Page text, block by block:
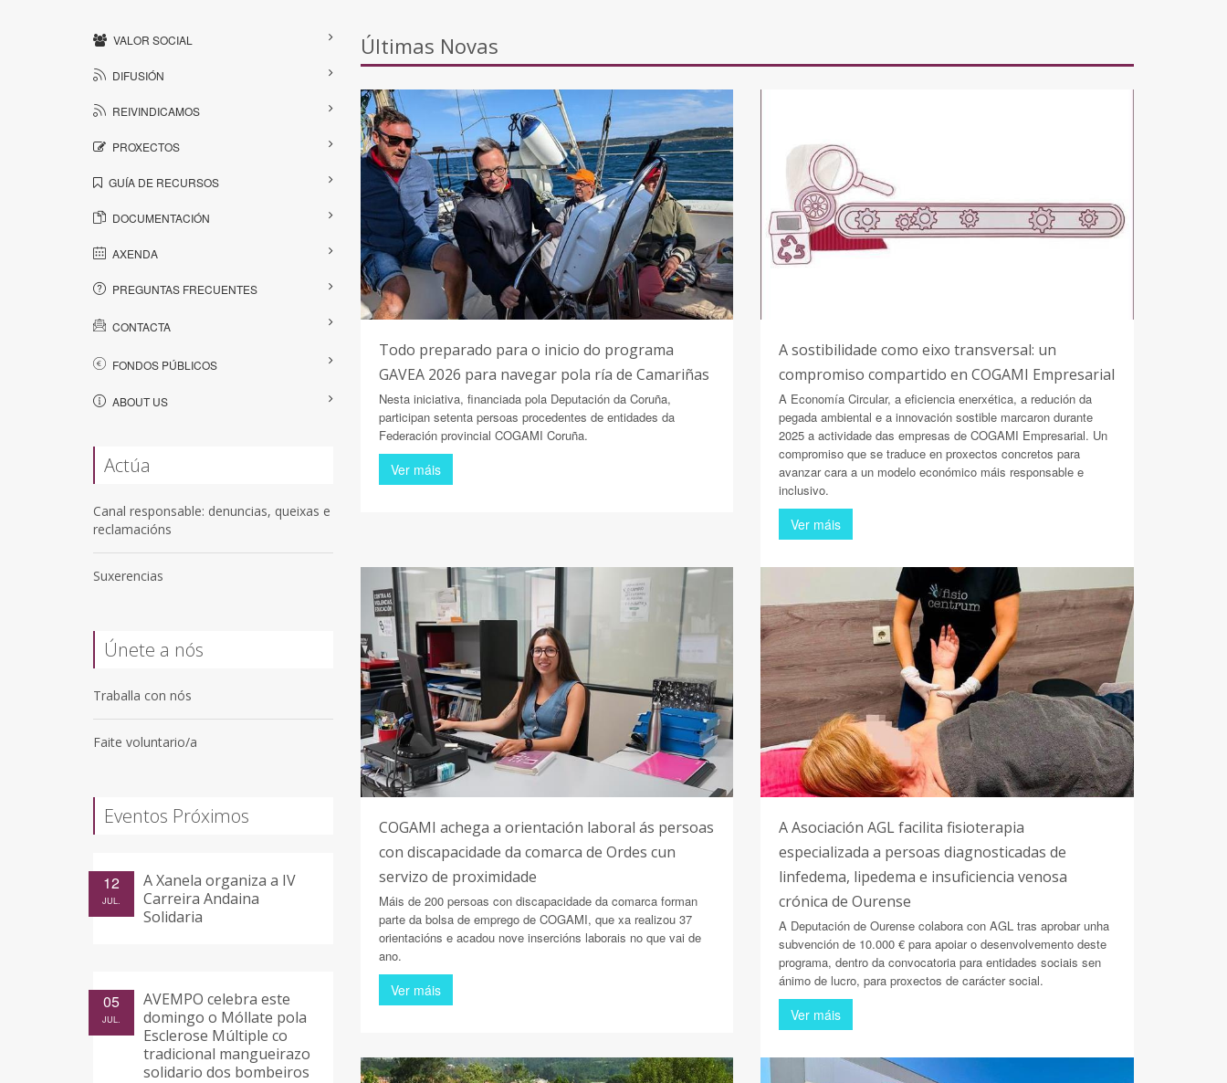
Últimas Novas
Todo preparado para o inicio do programa
GAVEA 2026 para navegar pola ría de Camariñas
Nesta iniciativa, financiada pola Deputación da Coruña,
participan setenta persoas procedentes de entidades da
Federación provincial COGAMI Coruña.
Ver máis
A sostibilidade como eixo transversal: un
compromiso compartido en COGAMI Empresarial
A Economía Circular, a eficiencia enerxética, a redución da
pegada ambiental e a innovación sostible marcaron durante
2025 a actividade das empresas de COGAMI Empresarial. Un
compromiso que se traduce en proxectos concretos para
avanzar cara a un modelo económico máis responsable e
inclusivo.
Ver máis
COGAMI achega a orientación laboral ás persoas
con discapacidade da comarca de Ordes cun
servizo de proximidade
Máis de 200 persoas con discapacidade da comarca forman
parte da bolsa de emprego de COGAMI, que xa realizou 37
orientacións e acadou nove insercións laborais no que vai de
ano.
Ver máis
A Asociación AGL facilita fisioterapia
especializada a persoas diagnosticadas de
linfedema, lipedema e insuficiencia venosa
crónica de Ourense
A Deputación de Ourense colabora con AGL tras aprobar unha
subvención de 10.000 € para apoiar o desenvolvemento deste
programa, dentro da convocatoria para entidades sociais sen
ánimo de lucro, para proxectos de carácter social.
Ver máis
VALOR SOCIAL
DIFUSIÓN
REIVINDICAMOS
PROXECTOS
GUÍA DE RECURSOS
DOCUMENTACIÓN
AXENDA
PREGUNTAS FRECUENTES
CONTACTA
FONDOS PÚBLICOS
ABOUT US
Actúa
Canal responsable: denuncias, queixas e
reclamacións
Suxerencias
Únete a nós
Traballa con nós
Faite voluntario/a
Eventos Próximos
A Xanela organiza a IV
Carreira Andaina
Solidaria
12
JUL.
AVEMPO celebra este
domingo o Móllate pola
Esclerose Múltiple co
tradicional mangueirazo
solidario dos bombeiros
05
JUL.